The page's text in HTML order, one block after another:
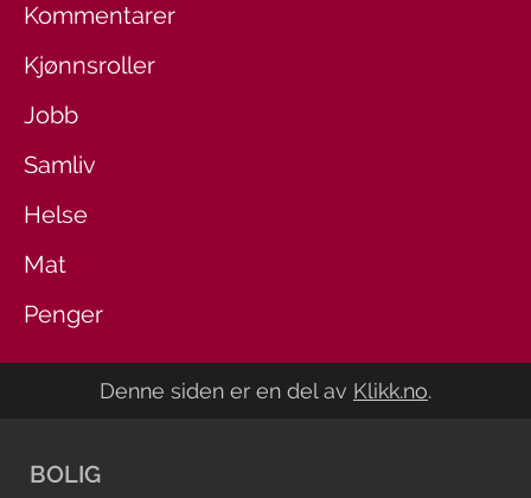
Kommentarer
Kjønnsroller
Jobb
Samliv
Helse
Mat
Penger
Denne siden er en del av Klikk.no.
BOLIG